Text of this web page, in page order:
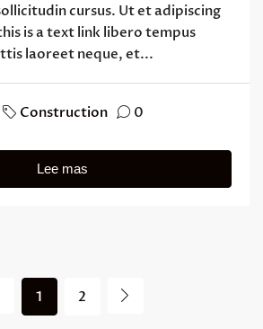
cursus. Ut et adipiscing
is a text link libero tempus
laoreet neque, et...
Construction 0
Lee mas
1 2